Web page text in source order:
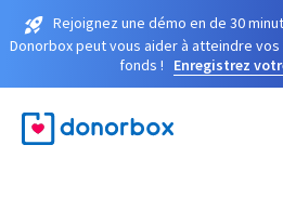
Rejoignez une démo en de 30
Donorbox peut vous aider à atteindre
fonds !
Enregistrez